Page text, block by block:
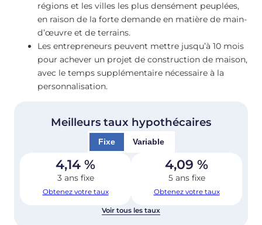
régions et les villes les plus densément peuplées,
en raison de la forte demande en matière de main-
d’œuvre et de terrains.
Les entrepreneurs peuvent mettre jusqu’à 10 mois
pour achever un projet de construction de maison,
avec le temps supplémentaire nécessaire à la
personnalisation.
Meilleurs taux hypothécaires
Fixe Variable
4,14 %
3 ans fixe
Obtenez votre taux
4,09 %
5 ans fixe
Obtenez votre taux
Voir tous les taux